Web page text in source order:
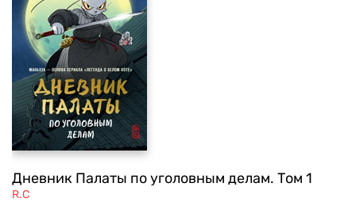
Дневник Палаты по уголовным делам. Том 1
R.C